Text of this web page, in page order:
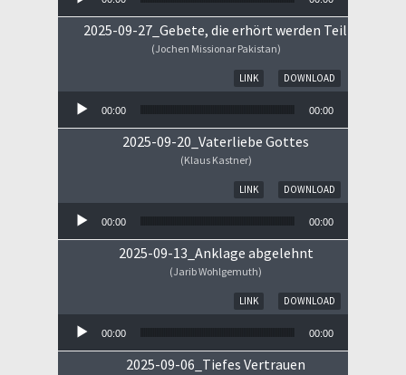
2025-09-27_Gebete, die erhört werden Teil I
(Jochen Missionar Pakistan)
DOWNLOAD
LINK
00:00 00:00
2025-09-20_Vaterliebe Gottes
(Klaus Kastner)
DOWNLOAD
LINK
00:00 00:00
2025-09-13_Anklage abgelehnt
(Jarib Wohlgemuth)
DOWNLOAD
LINK
00:00 00:00
2025-09-06_Tiefes Vertrauen